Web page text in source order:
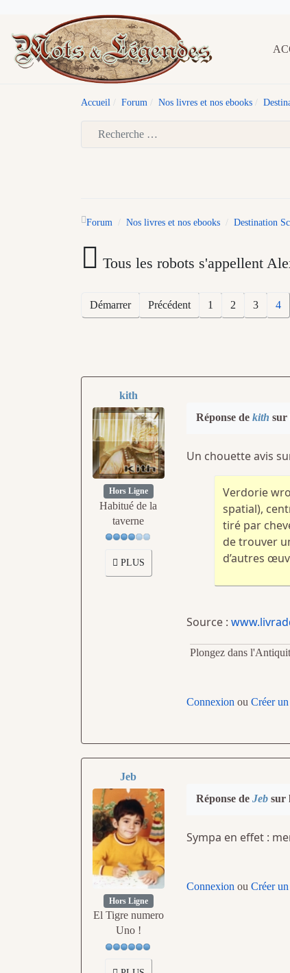
Accueil Forum Nos livres et nos ebooks
Forum Nos livres et nos ebooks Destination
Tous les robots s'appellent
Démarrer Précédent 1 2 3 4
kith
Hors Ligne
Habitué de la
taverne
PLUS
Réponse de kith sur
Un chouette avis
Verdorie
spatial),
tiré par
de trouver
d’autres
Source :
Plongez dans
Connexion ou Créer
Jeb
Hors Ligne
El Tigre numero
Uno !
Réponse de Jebsur
Sympa en effet :
Connexion ou Créer